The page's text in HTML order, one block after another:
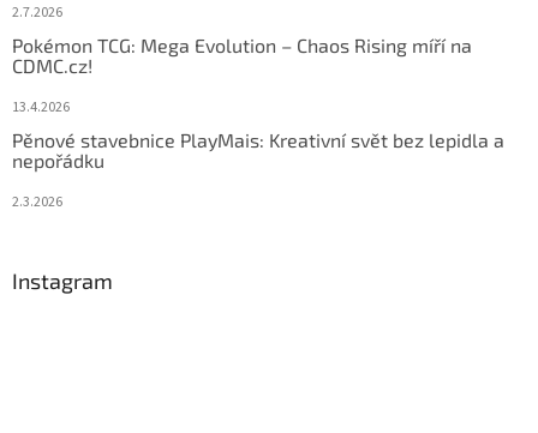
2.7.2026
Pokémon TCG: Mega Evolution – Chaos Rising míří na
CDMC.cz!
13.4.2026
Pěnové stavebnice PlayMais: Kreativní svět bez lepidla a
nepořádku
2.3.2026
Instagram